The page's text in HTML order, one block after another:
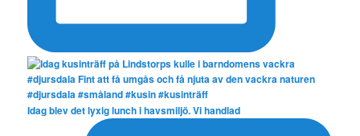
Idag blev det lyxig lunch i havsmiljö. Vi handlad